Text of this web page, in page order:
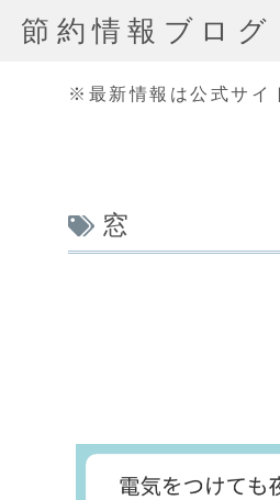
節約情報ブログ
※最新情報は公式サイ
窓